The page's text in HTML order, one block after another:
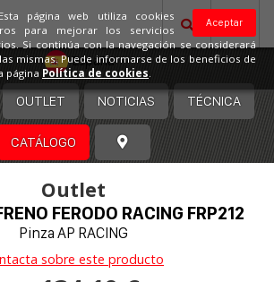
España
OUTLET NOTICIAS TÉCNICA
CATÁLOGO
Outlet
FERODO RACING FRP212
Pinza AP RACING
sobre este producto
Aceptar
página web utiliza cookies
para mejorar los servicios
Si continúa con la navegación se considerará
mismas. Puede informarse de los beneficios de
página Política de cookies.